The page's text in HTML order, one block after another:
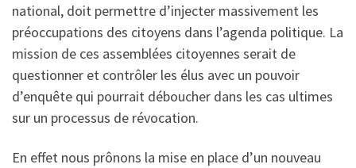
national, doit permettre d’injecter massivement les
préoccupations des citoyens dans l’agenda politique. La
mission de ces assemblées citoyennes serait de
questionner et contrôler les élus avec un pouvoir
d’enquête qui pourrait déboucher dans les cas ultimes
sur un processus de révocation.
En effet nous prônons la mise en place d’un nouveau